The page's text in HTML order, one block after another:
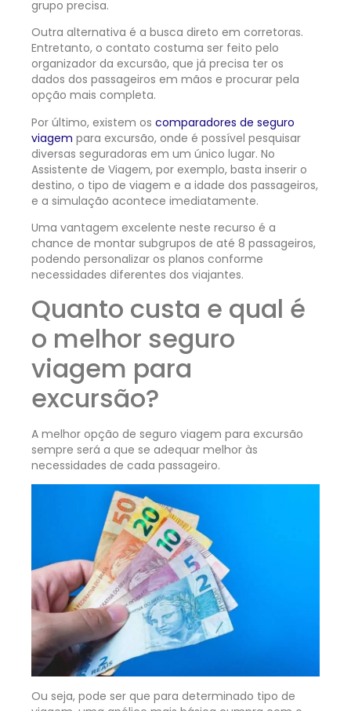
grupo precisa.
Outra alternativa é a busca direto em corretoras.
Entretanto, o contato costuma ser feito pelo
organizador da excursão, que já precisa ter os
dados dos passageiros em mãos e procurar pela
opção mais completa.
Por último, existem os comparadores de seguro
viagem para excursão, onde é possível pesquisar
diversas seguradoras em um único lugar. No
Assistente de Viagem, por exemplo, basta inserir o
destino, o tipo de viagem e a idade dos passageiros,
e a simulação acontece imediatamente.
Uma vantagem excelente neste recurso é a
chance de montar subgrupos de até 8 passageiros,
podendo personalizar os planos conforme
necessidades diferentes dos viajantes.
Quanto custa e qual é
o melhor seguro
viagem para
excursão?
A melhor opção de seguro viagem para excursão
sempre será a que se adequar melhor às
necessidades de cada passageiro.
Ou seja, pode ser que para determinado tipo de